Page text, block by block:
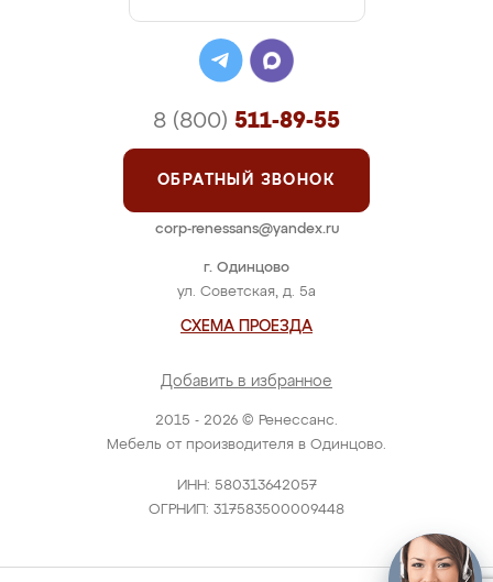
2015 - 2026 © Ренессанс.
Мебель от производителя в Одинцово.
ИНН: 580313642057
ОГРНИП: 317583500009448
г. Одинцово
ул. Советская, д. 5а
СХЕМА ПРОЕЗДА
Добавить в избранное
8 (800) 511-89-55
ОБРАТНЫЙ ЗВОНОК
corp-renessans@yandex.ru